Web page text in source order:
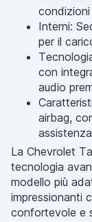
condizioni
Interni:
per il
con
audio
airbag,
La Chevrolet
tecnologia
modello più
impressionanti
confortevole e